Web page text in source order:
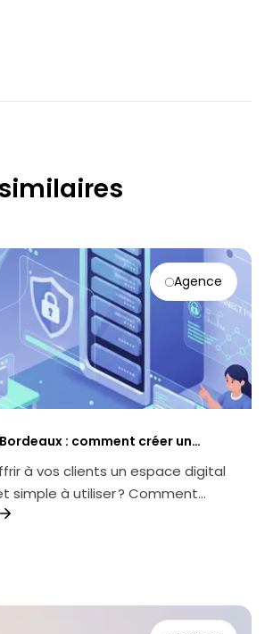
Agence
: comment créer un
sécurisé et performant
à vos clients un espace digital
simple à utiliser ? Comment
extranet en v...